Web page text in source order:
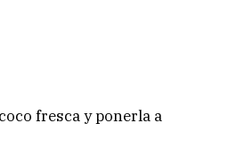
fresca y ponerla a